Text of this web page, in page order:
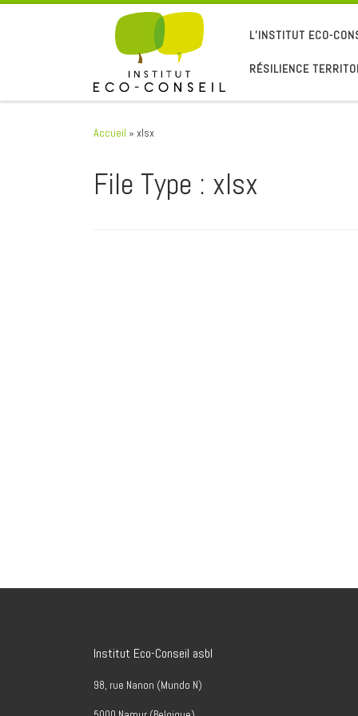
L’INSTITUT ECO-
RÉSILIENCE
Accueil » xlsx
File Type : xlsx
Institut Eco-Conseil asbl
98, rue Nanon (Mundo N)